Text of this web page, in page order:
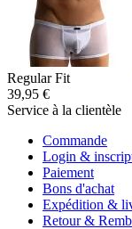
Regular Fit
39,95 €
Service à la clientèle
Commande
Login &
Paiement
Bons d'achat
Expédition &
Retour &